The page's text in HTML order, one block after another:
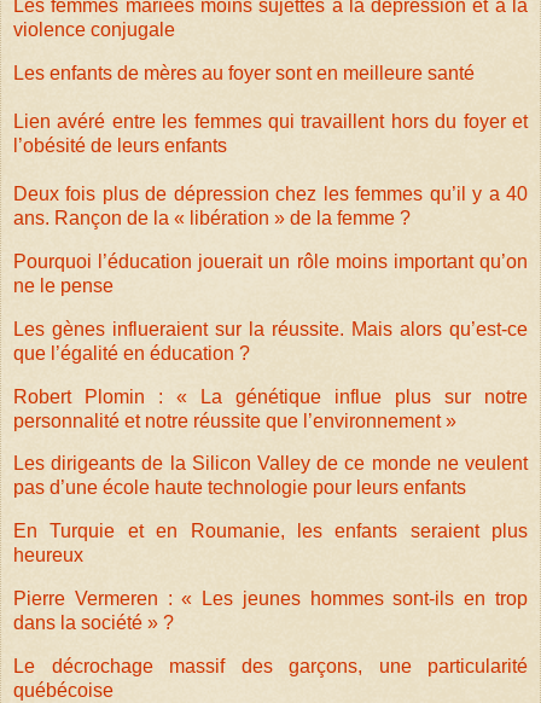
Les femmes mariées moins sujettes à la dépression et à la
violence conjugale
Les enfants de mères au foyer sont en meilleure santé
Lien avéré entre les femmes qui travaillent hors du foyer et
l’obésité de leurs enfants
Deux fois plus de dépression chez les femmes qu’il y a 40
ans. Rançon de la « libération » de la femme ?
Pourquoi l’éducation jouerait un rôle moins important qu’on
ne le pense
Les gènes influeraient sur la réussite. Mais alors qu’est-ce
que l’égalité en éducation ?
Robert Plomin : « La génétique influe plus sur notre
personnalité et notre réussite que l’environnement »
Les dirigeants de la Silicon Valley de ce monde ne veulent
pas d’une école haute technologie pour leurs enfants
En Turquie et en Roumanie, les enfants seraient plus
heureux
Pierre Vermeren : « Les jeunes hommes sont-ils en trop
dans la société » ?
Le décrochage massif des garçons, une particularité
québécoise